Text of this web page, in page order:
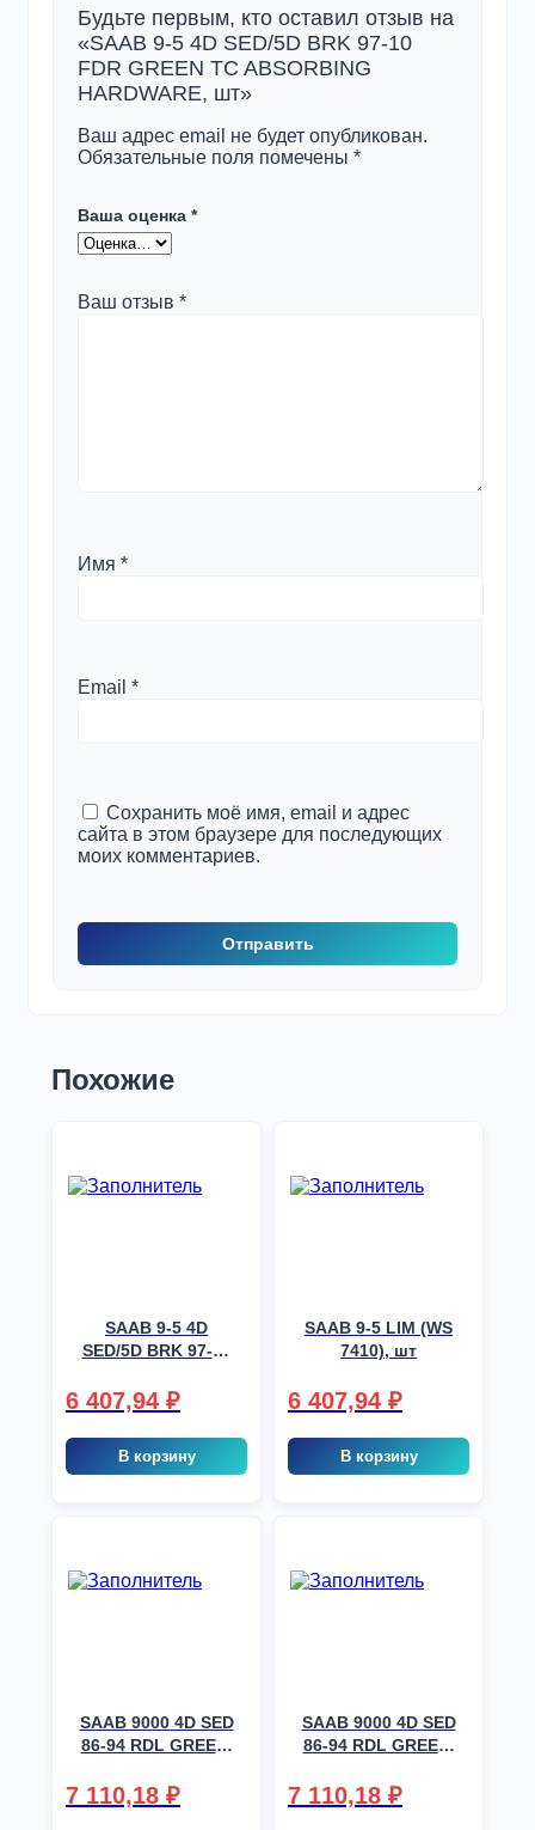
HARDWARE,
Будьте первым, кто оставил отзыв на
«SAAB 9-5 4D SED/5D BRK 97-10
FDR GREEN TC ABSORBING
HARDWARE, шт»
Ваш адрес email не будет опубликован.
Обязательные поля помечены *
Ваша оценка *
Ваш отзыв *
Имя *
Email *
Сохранить моё имя, email и адрес
сайта в этом браузере для последующих
моих комментариев.
Похожие
SAAB 9-5 4D
SED/5D BRK 97-10
ABSORBING
HARDWARE, шт
6 407,94 ₽
В корзину
SAAB 9-5 LIM (WS
7410), шт
6 407,94 ₽
В корзину
SAAB 9000 4D SED
86-94 RDL GREEN,
7 110,18 ₽
SAAB 9000 4D SED
86-94 RDL GREEN,
7 110,18 ₽